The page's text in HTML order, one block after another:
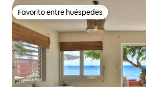
Favorito entre huéspedes
Favorito entre huéspedes